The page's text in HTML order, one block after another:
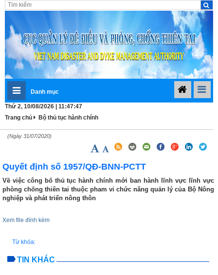
Danh mục
Thứ 2, 10/08/2026 | 11:47:47
Trang chủ
Bộ thủ tục hành chính
(Ngày 31/07/2020)
Quyết định số 1957/QĐ-BNN-PCTT
Về việc công bố thủ tục hành chính mới ban hành lĩnh vực lĩnh vực
phòng chống thiên tai thuộc pham vi chức năng quản lý của Bộ Nông
nghiệp và phát triển nông thôn
Xem file đính kèm
Từ khóa:
TIN KHÁC